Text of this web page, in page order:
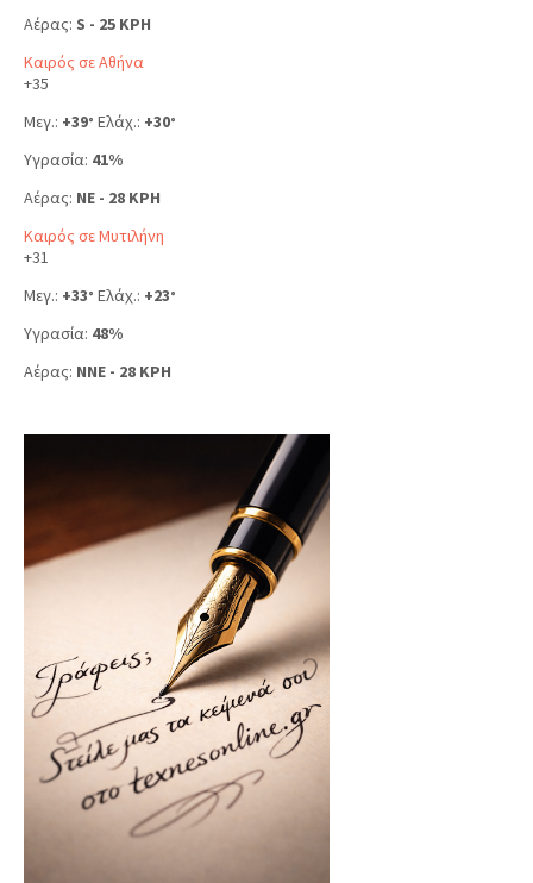
Αέρας: S - 25 KPH
Καιρός σε Αθήνα
+35
Μεγ.: +39° Ελάχ.: +30°
Υγρασία: 41%
Αέρας: NE - 28 KPH
Καιρός σε Μυτιλήνη
+31
Μεγ.: +33° Ελάχ.: +23°
Υγρασία: 48%
Αέρας: NNE - 28 KPH